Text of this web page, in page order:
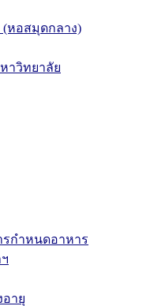
หอสมุดกลาง)
าวิทยาลัย
กำหนดอาหาร
ายุ